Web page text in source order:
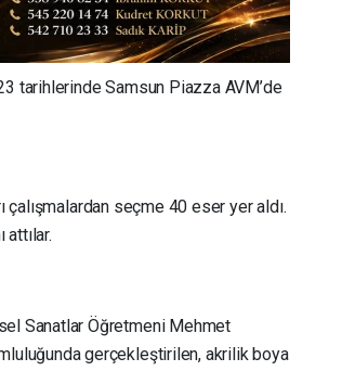
tarihlerinde Samsun Piazza AVM’de
seçme 40 eser yer aldı.
Sanatlar Öğretmeni Mehmet
gerçekleştirilen, akrilik boya